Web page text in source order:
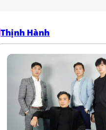
Thịnh Hành